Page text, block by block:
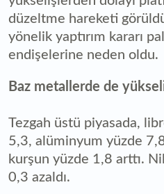
düzeltme hareketi
yönelik yaptırım kararı
endişelerine neden oldu.
Baz metallerde de
Tezgah üstü piyasada,
5,3, alüminyum yüzde
kurşun yüzde 1,8 arttı.
0,3 azaldı.